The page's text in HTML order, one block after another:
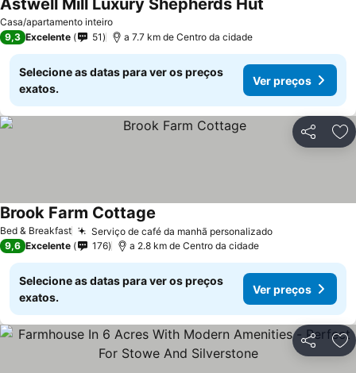
Casa/apartamento inteiro
Astwell Mill Luxury Shepherds Hut
9,3 Excelente 51 a 7.7 km de Centro da cidade
Selecione as datas para ver os preços
exatos.
Ver preços
Partilhar
Bed & Breakfast Serviço de café da manhã personalizado
Brook Farm Cottage
9,6 Excelente 176 a 2.8 km de Centro da cidade
Selecione as datas para ver os preços
exatos.
Ver preços
Partilhar